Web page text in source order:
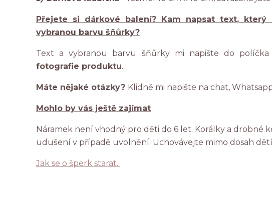
Přejete si dárkové balení? Kam napsat text,
vybranou barvu šňůrky?
Text a vybranou barvu šňůrky mi napište do
fotografie produktu.
Máte nějaké otázky? Klidně mi napište na chat,
Mohlo by vás ještě zajímat
Náramek není vhodný pro děti do 6 let. Korálky a drobné
udušení v případě uvolnění. Uchovávejte mimo dosah
Jak se o šperk starat.